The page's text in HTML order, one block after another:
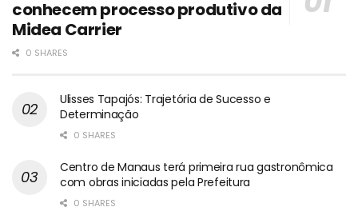
conhecem processo produtivo da
Midea Carrier
0 SHARES
Ulisses Tapajós: Trajetória de Sucesso e
Determinação
0 SHARES
Centro de Manaus terá primeira rua gastronômica
com obras iniciadas pela Prefeitura
0 SHARES